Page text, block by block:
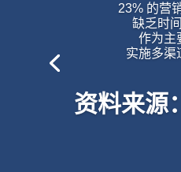
23% 的营
缺乏时
作为主
实施多渠
资料来源